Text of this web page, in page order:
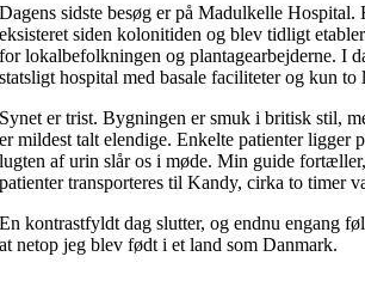
Dagens sidste besøg er på Madulkelle Hospital.
eksisteret siden kolonitiden og blev tidligt
for lokalbefolkningen og plantagearbejderne. I
statsligt hospital med basale faciliteter og kun
Synet er trist. Bygningen er smuk i britisk stil,
er mildest talt elendige. Enkelte patienter ligger
lugten af urin slår os i møde. Min guide
patienter transporteres til Kandy, cirka to timer
En kontrastfyldt dag slutter, og endnu engang
at netop jeg blev født i et land som Danmark.